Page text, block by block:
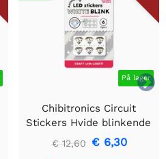

På lager
Chibitronics Circuit
Stickers Hvide blinkende
LED'er (6 stickers)
€ 12,60 € 6,30